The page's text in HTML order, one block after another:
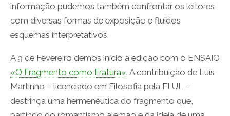
informação pudemos também confrontar os leitores
com diversas formas de exposição e fluidos
esquemas interpretativos.
A 9 de Fevereiro demos início à edição com o ENSAIO
«O Fragmento como Fratura». A contribuição de Luís
Martinho – licenciado em Filosofia pela FLUL –
destrinça uma hermenêutica do fragmento que,